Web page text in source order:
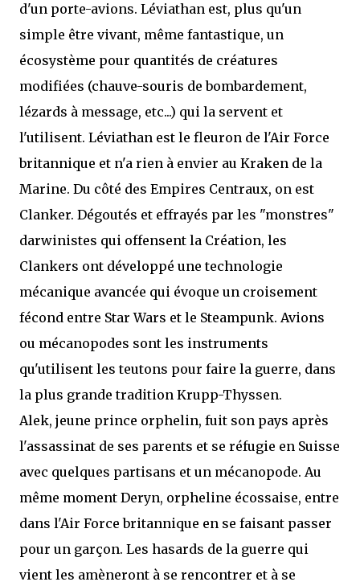
d'un porte-avions. Léviathan est, plus qu'un
simple être vivant, même fantastique, un
écosystème pour quantités de créatures
modifiées (chauve-souris de bombardement,
lézards à message, etc...) qui la servent et
l'utilisent. Léviathan est le fleuron de l'Air Force
britannique et n'a rien à envier au Kraken de la
Marine. Du côté des Empires Centraux, on est
Clanker. Dégoutés et effrayés par les "monstres"
darwinistes qui offensent la Création, les
Clankers ont développé une technologie
mécanique avancée qui évoque un croisement
fécond entre Star Wars et le Steampunk. Avions
ou mécanopodes sont les instruments
qu'utilisent les teutons pour faire la guerre, dans
la plus grande tradition Krupp-Thyssen.
Alek, jeune prince orphelin, fuit son pays après
l'assassinat de ses parents et se réfugie en Suisse
avec quelques partisans et un mécanopode. Au
même moment Deryn, orpheline écossaise, entre
dans l'Air Force britannique en se faisant passer
pour un garçon. Les hasards de la guerre qui
vient les amèneront à se rencontrer et à se